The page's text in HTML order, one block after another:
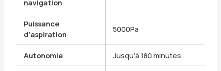
navigation
Puissance
d’aspiration
5000Pa
Autonomie Jusqu’à 180 minutes